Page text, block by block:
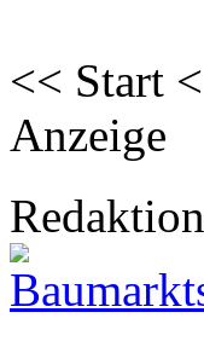
<< Start
Anzeige